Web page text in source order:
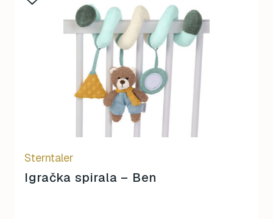
Sterntaler
Igračka spirala – Ben